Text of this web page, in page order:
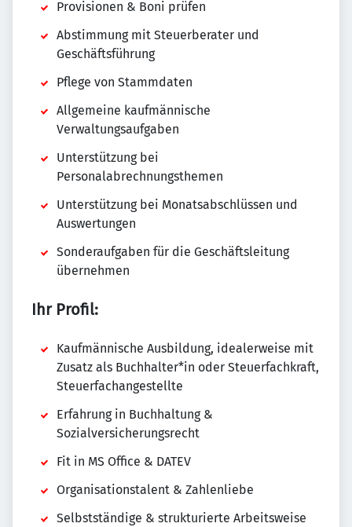
Provisionen & Boni prüfen
Abstimmung mit Steuerberater und
Geschäftsführung
Pflege von Stammdaten
Allgemeine kaufmännische
Verwaltungsaufgaben
Unterstützung bei
Personalabrechnungsthemen
Unterstützung bei Monatsabschlüssen und
Auswertungen
Sonderaufgaben für die Geschäftsleitung
übernehmen
Ihr Profil:
Kaufmännische Ausbildung, idealerweise mit
Zusatz als Buchhalter*in oder Steuerfachkraft,
Steuerfachangestellte
Erfahrung in Buchhaltung &
Sozialversicherungsrecht
Fit in MS Office & DATEV
Organisationstalent & Zahlenliebe
Selbstständige & strukturierte Arbeitsweise